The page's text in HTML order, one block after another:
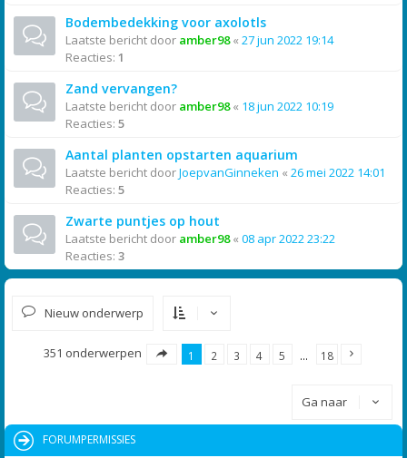
Bodembedekking voor axolotls
Laatste bericht door amber98« 27 jun 2022 19:14
Reacties: 1
Zand vervangen?
Laatste bericht door amber98« 18 jun 2022 10:19
Reacties: 5
Aantal planten opstarten aquarium
Laatste bericht doorJoepvanGinneken « 26 mei 2022 14:01
Reacties: 5
Zwarte puntjes op hout
Laatste bericht door amber98« 08 apr 2022 23:22
Reacties: 3
Nieuw onderwerp
351 onderwerpen 1 2 3 4 5 … 18
Ga naar
FORUMPERMISSIES